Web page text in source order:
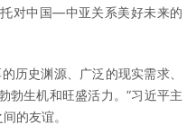
对中国—中亚关系美好未来的
史渊源、广泛的现实需求、
勃生机和旺盛活力。”习近平主
的友谊。